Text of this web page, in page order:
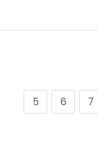
5 6 7